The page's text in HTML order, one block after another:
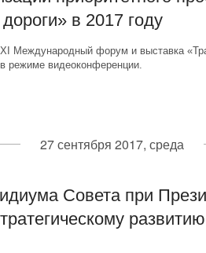
в 2017 году
XI Международный форум и выставка
в режиме видеоконференции.
27 сентября 2017, среда
Совета при